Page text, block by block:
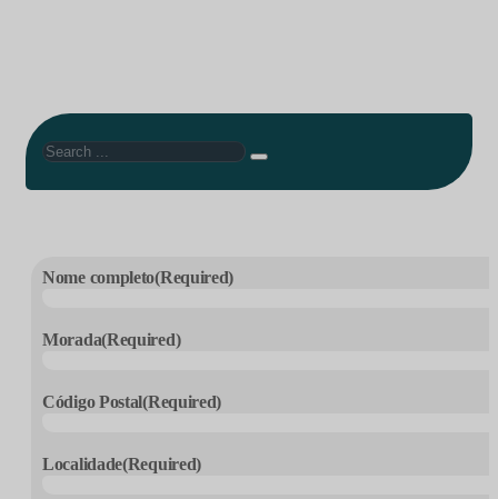
Search
Nome completo(Required)
Morada(Required)
Código Postal(Required)
Localidade(Required)